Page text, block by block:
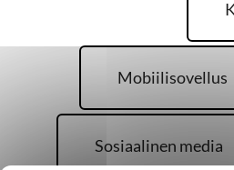
Mobiilisovellus
Sosiaalinen media